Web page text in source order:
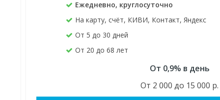
Ежедневно, круглосуточно
На карту, счёт, КИВИ, Контакт, Яндекс
От 5 до 30 дней
От 20 до 68 лет
От 0,9% в день
От 2 000 до 15 000 р.